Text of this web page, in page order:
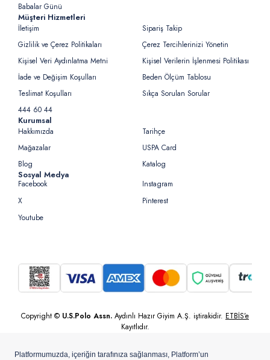
Babalar Günü
Müşteri Hizmetleri
İletişim
Sipariş Takip
Gizlilik ve Çerez Politikaları
Çerez Tercihlerinizi Yönetin
Kişisel Veri Aydınlatma Metni
Kişisel Verilerin İşlenmesi Politikası
İade ve Değişim Koşulları
Beden Ölçüm Tablosu
Teslimat Koşulları
Sıkça Sorulan Sorular
444 60 44
Kurumsal
Hakkımızda
Tarihçe
Mağazalar
USPA Card
Blog
Katalog
Sosyal Medya
Facebook
Instagram
X
Pinterest
Youtube
Copyright © U.S.Polo Assn. Aydınlı Hazır Giyim A.Ş. iştirakidir. ETBİS’e
Kayıtlıdır.